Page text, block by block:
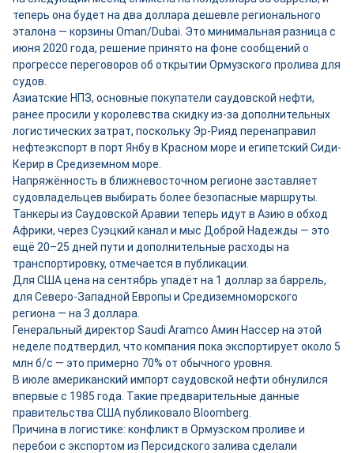
теперь она будет на два доллара дешевле регионального
эталона — корзины Oman/Dubai. Это минимальная разница с
июня 2020 года, решение принято на фоне сообщений о
прогрессе переговоров об открытии Ормузского пролива для
судов.
Азиатские НПЗ, основные покупатели саудовской нефти,
ранее просили у королевства скидку из-за дополнительных
логистических затрат, поскольку Эр-Рияд перенаправил
нефтеэкспорт в порт Янбу в Красном море и египетский Сиди-
Керир в Средиземном море.
Напряжённость в ближневосточном регионе заставляет
судовладельцев выбирать более безопасные маршруты.
Танкеры из Саудовской Аравии теперь идут в Азию в обход
Африки, через Суэцкий канал и мыс Доброй Надежды — это
ещё 20–25 дней пути и дополнительные расходы на
транспортировку, отмечается в публикации.
Для США цена на сентябрь упадёт на 1 доллар за баррель,
для Северо-Западной Европы и Средиземноморского
региона — на 3 доллара.
Генеральный директор Saudi Aramco Амин Нассер на этой
неделе подтвердил, что компания пока экспортирует около 5
млн б/с — это примерно 70% от обычного уровня.
В июле американский импорт саудовской нефти обнулился
впервые с 1985 года. Такие предварительные данные
правительства США публиковало Bloomberg.
Причина в логистике: конфликт в Ормузском проливе и
перебои с экспортом из Персидского залива сделали